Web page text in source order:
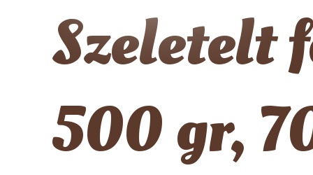
Szeletelt
500 gr,